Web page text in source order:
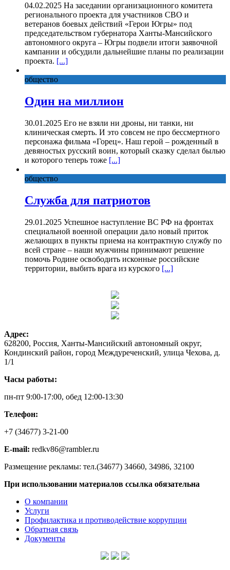
04.02.2025 На заседании организационного комитета
регионального проекта для участников СВО и
ветеранов боевых действий «Герои Югры» под
председательством губернатора Ханты-Мансийского
автономного округа – Югры подвели итоги заявочной
кампании и обсудили дальнейшие планы по реализации
проекта. [...]
общество
Один на миллион
30.01.2025 Его не взяли ни дроны, ни танки, ни
клиническая смерть. И это совсем не про бессмертного
персонажа фильма «Горец». Наш герой – рожденный в
девяностых русский воин, который сказку сделал былью
и которого теперь тоже [...]
общество
Служба для патриотов
29.01.2025 Успешное наступление ВС РФ на фронтах
специальной военной операции дало новый приток
желающих в пункты приема на контрактную службу по
всей стране – наши мужчины принимают решение
помочь Родине освободить исконные российские
территории, выбить врага из курского [...]
Адрес:
628200, Россия, Ханты-Мансийский автономный округ,
Кондинский район, город Междуреченский, улица Чехова, д.
1/1
Часы работы:
пн-пт 9:00-17:00, обед 12:00-13:30
Телефон:
+7 (34677) 3-21-00
E-mail: redkv86@rambler.ru
Размещение рекламы: тел.(34677) 34660, 34986, 32100
При использовании материалов ссылка обязательна
О компании
Услуги
Профилактика и противодействие коррупции
Обратная связь
Документы